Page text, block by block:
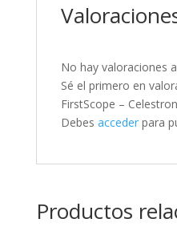
No hay valoraciones
Sé el primero en
FirstScope –
Debes accederpara
Productos